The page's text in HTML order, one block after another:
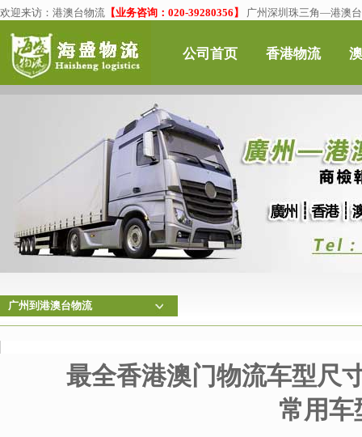
欢迎来访： 港澳台物流 【业务咨询：020-39280356】 广州深圳珠三角—港澳
公司首页 香港物流
广州到港澳台物流
最全香港澳门物流车型尺
常用车